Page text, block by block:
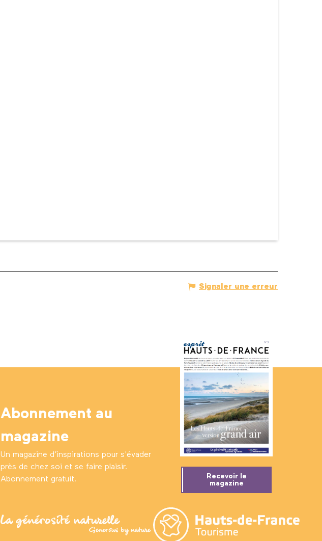
Signaler une erreur
Abonnement au
magazine
Un magazine d’inspirations pour s'évader
près de chez soi et se faire plaisir.
Abonnement gratuit.
Recevoir le
magazine